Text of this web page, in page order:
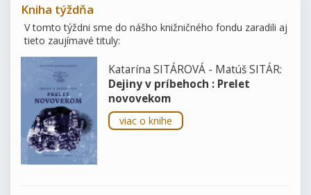
Kniha týždňa
V tomto týždni sme do nášho knižničného fondu zaradili aj
tieto zaujímavé tituly:
Katarína SITÁROVÁ - Matúš SITÁR:
Dejiny v príbehoch : Prelet
novovekom
viac o knihe